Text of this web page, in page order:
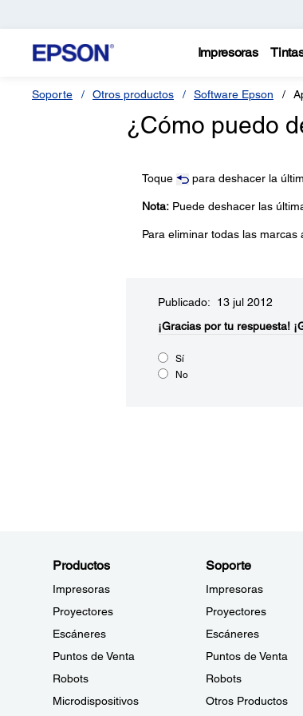
Impresoras
Soporte Otros productos Software Epson
¿Cómo puedo
Toque para deshacer la
Nota:Puede deshacer las
Para eliminar todas las marcas
Publicado: 13 jul 2012
¡Gracias por tu respuesta!
Sí
No
Productos
Impresoras
Proyectores
Escáneres
Puntos de Venta
Robots
Microdispositivos
Soporte
Impresoras
Proyectores
Escáneres
Puntos de Venta
Robots
Otros Productos